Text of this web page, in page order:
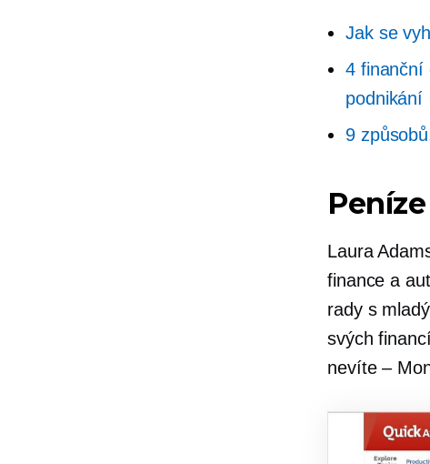
Jak se
4 finanční
podnikání
9
Laura
finance a
rady s
svých
nevíte –